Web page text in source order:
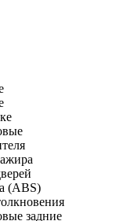
(ABS)
задние